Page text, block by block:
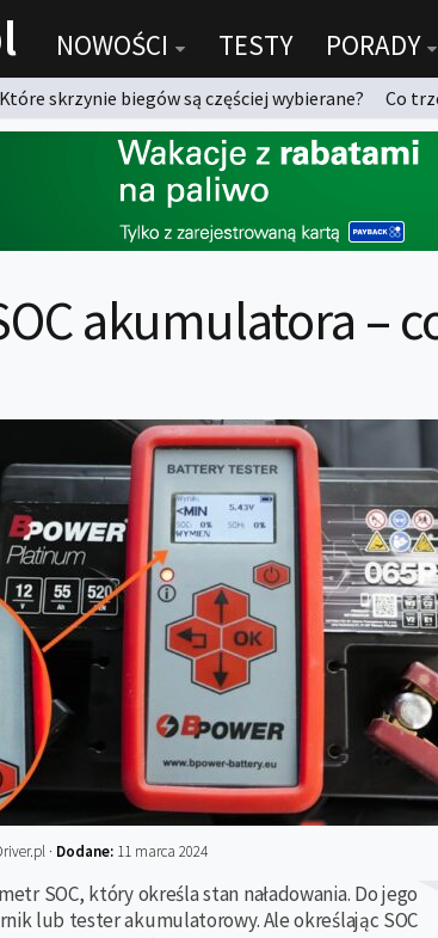
NOWOŚCI TESTY PORADY
skrzynie biegów są częściej wybierane? Co
akumulatora –
· Dodane: 11 marca 2024
SOC, który określa stan naładowania. Do jego
lub tester akumulatorowy. Ale określając SOC